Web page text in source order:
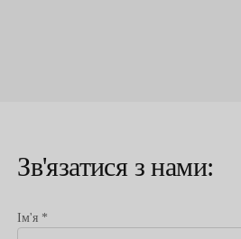
Зв'язатися з нами:
Ім'я *